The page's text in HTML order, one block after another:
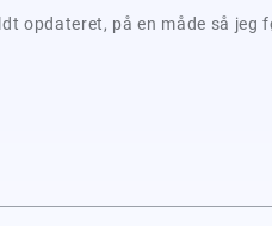
opdateret, på en måde så jeg